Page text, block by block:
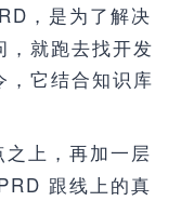
，是为了解决
就跑去找开发
，它结合知识库
上，再加一层
跟线上的真